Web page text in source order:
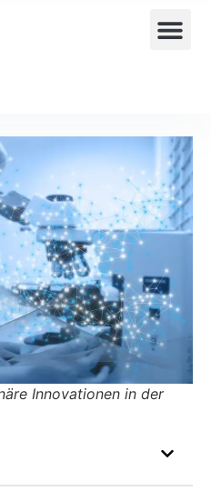
Innovationen in der